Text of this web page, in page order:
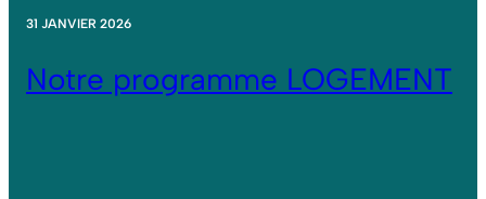
31 JANVIER 2026
Notre programme LOGEMENT